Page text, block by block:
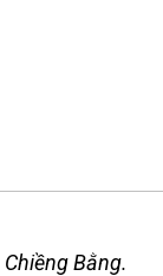
Chiềng Bằng.